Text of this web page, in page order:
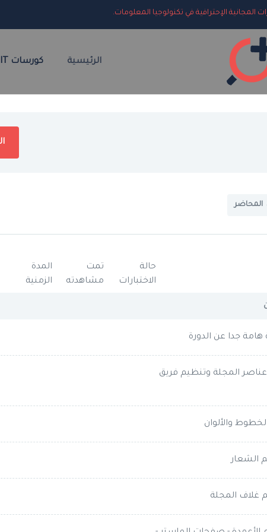
الإحترافية في تكنولوجيا المعلومات.
الرئيسية كورسات IT
المحاضر
حالة
الاختبارات
تمت
مشاهدته
المدة
الزمنية
| 02 ] ترتيب عناصر المجلة وتنظيم فريق